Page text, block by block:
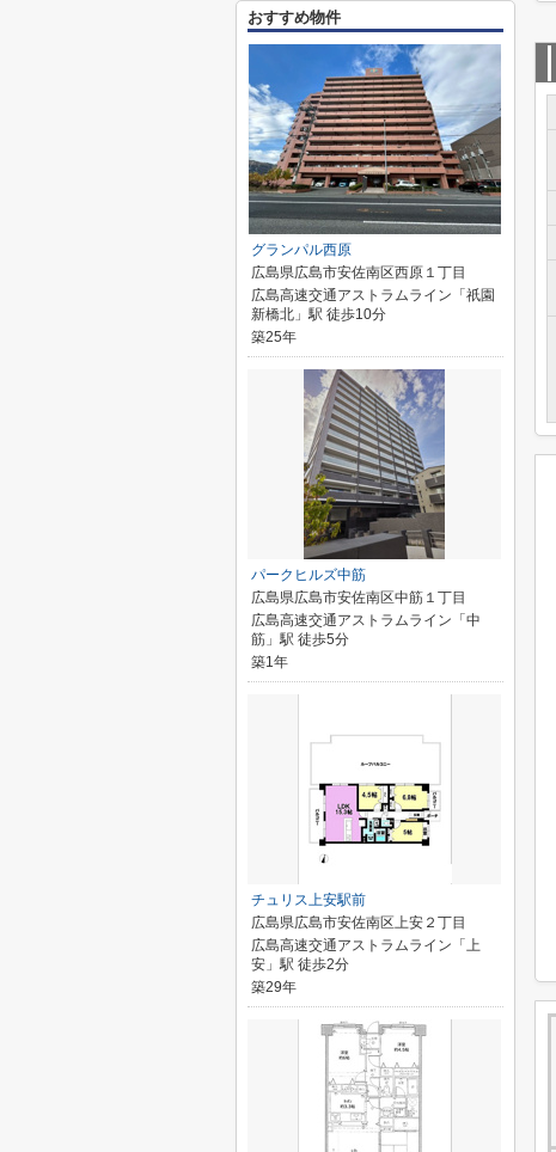
おすすめ物件
グランパル西原
広島県広島市安佐南区西原１丁目
広島高速交通アストラムライン「祇園
新橋北」駅 徒歩10分
築25年
パークヒルズ中筋
広島県広島市安佐南区中筋１丁目
広島高速交通アストラムライン「中
筋」駅 徒歩5分
築1年
チュリス上安駅前
広島県広島市安佐南区上安２丁目
広島高速交通アストラムライン「上
安」駅 徒歩2分
築29年